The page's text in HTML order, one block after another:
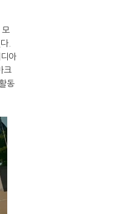
모
.
아
크
동